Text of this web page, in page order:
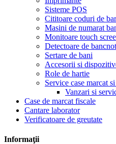
Sisteme POS
Cititoare coduri de
Masini de numarat
Monitoare touch
Detectoare de
Sertare de bani
Accesorii si
Role de hartie
Service case marcat
Vanzari si
Case de marcat fiscale
Cantare laborator
Verificatoare de greutate
Informaţii